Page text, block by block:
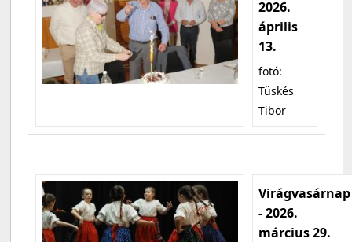
2026.
április
13.
fotó:
Tüskés
Tibor
Virágvasárnap
- 2026.
március 29.